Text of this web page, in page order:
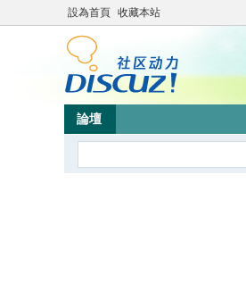
設為首頁 收藏本站
論壇